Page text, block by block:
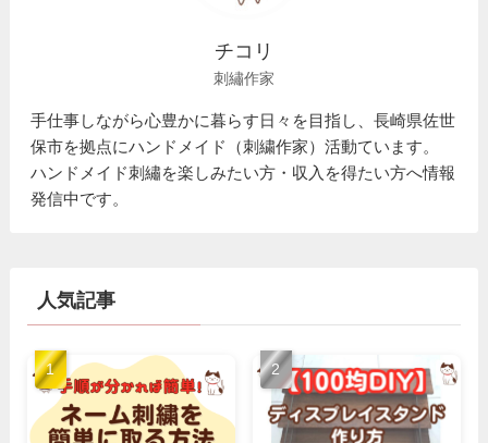
チコリ
刺繡作家
手仕事しながら心豊かに暮らす日々を目指し、長崎県佐世
保市を拠点にハンドメイド（刺繍作家）活動ています。
ハンドメイド刺繡を楽しみたい方・収入を得たい方へ情報
発信中です。
人気記事